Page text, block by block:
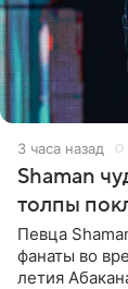
3 часа назад
Shaman
толпы
Певца
фанаты во
летия